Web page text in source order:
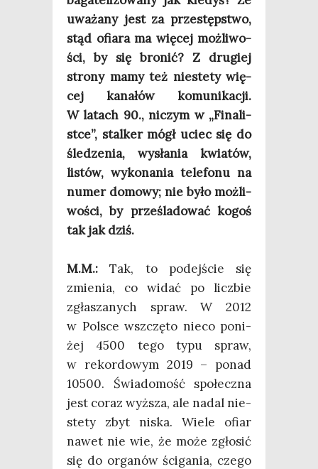
uwa­ża­ny jest za prze­stęp­stwo,
stąd ofia­ra ma wię­cej moż­li­wo­
ści, by się bro­nić? Z dru­giej
stro­ny mamy też nie­ste­ty wię­
cej kana­łów komu­ni­ka­cji.
W latach 90., niczym w „Fina­li­
st­ce”, stal­ker mógł uciec się do
śle­dze­nia, wysła­nia kwia­tów,
listów, wyko­na­nia tele­fo­nu na
numer domo­wy; nie było moż­li­
wo­ści, by prze­śla­do­wać kogoś
tak jak dziś.
M.M.: Tak, to podej­ście się
zmie­nia, co widać po licz­bie
zgła­sza­nych spraw. W 2012
w Pol­sce wsz­czę­to nie­co poni­
żej 4500 tego typu spraw,
w rekor­do­wym 2019 – ponad
10500. Świa­do­mość spo­łecz­na
jest coraz wyż­sza, ale nadal nie­
ste­ty zbyt niska. Wie­le ofiar
nawet nie wie, że może zgło­sić
się do orga­nów ści­ga­nia, cze­go